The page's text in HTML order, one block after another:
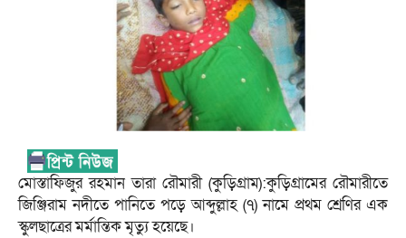
মোস্তাফিজুর রহমান তারা রৌমারী (কুড়িগ্রাম):কুড়িগ্রামের রৌমারীতে
জিঞ্জিরাম নদীতে পানিতে পড়ে আব্দুল্লাহ (৭) নামে প্রথম শ্রেণির এক
স্কুলছাত্রের মর্মান্তিক মৃত্যু হয়েছে।